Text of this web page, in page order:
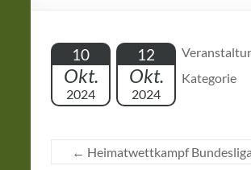
10
Okt.
2024
12
Okt.
2024
Kategorie
← Heimatwettkampf Bundesliga